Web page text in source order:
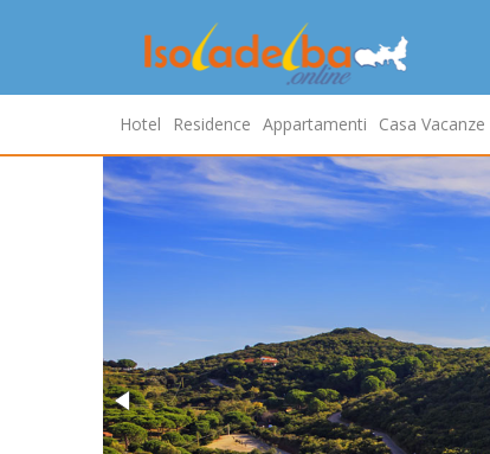
Hotel Residence Appartamenti Casa Vacanze